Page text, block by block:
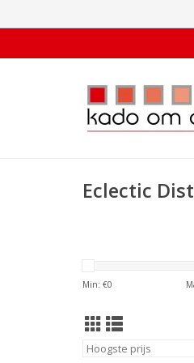
Eclectic
Min: €0